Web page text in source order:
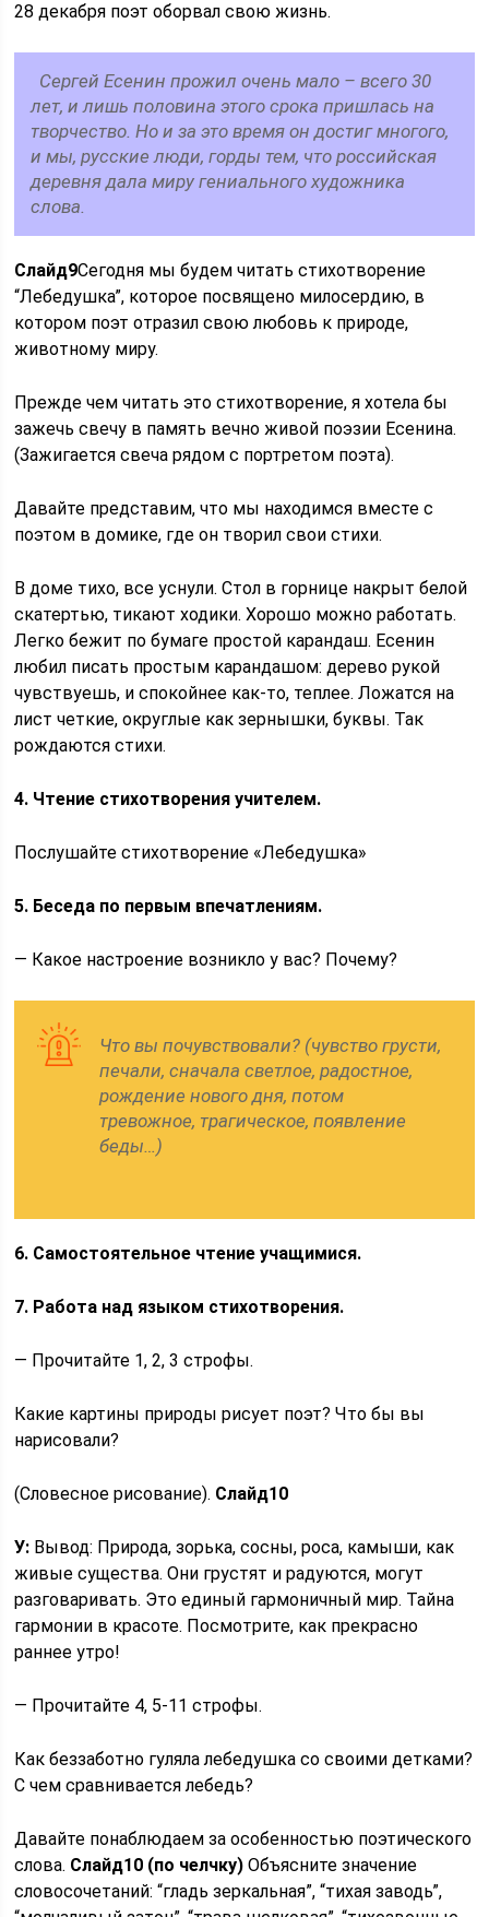
28 декабря поэт оборвал свою жизнь.
Сергей Есенин прожил очень мало – всего 30
лет, и лишь половина этого срока пришлась на
творчество. Но и за это время он достиг многого,
и мы, русские люди, горды тем, что российская
деревня дала миру гениального художника
слова.
Слайд9Сегодня мы будем читать стихотворение
“Лебедушка”, которое посвящено милосердию, в
котором поэт отразил свою любовь к природе,
животному миру.
Прежде чем читать это стихотворение, я хотела бы
зажечь свечу в память вечно живой поэзии Есенина.
(Зажигается свеча рядом с портретом поэта).
Давайте представим, что мы находимся вместе с
поэтом в домике, где он творил свои стихи.
В доме тихо, все уснули. Стол в горнице накрыт белой
скатертью, тикают ходики. Хорошо можно работать.
Легко бежит по бумаге простой карандаш. Есенин
любил писать простым карандашом: дерево рукой
чувствуешь, и спокойнее как-то, теплее. Ложатся на
лист четкие, округлые как зернышки, буквы. Так
рождаются стихи.
4. Чтение стихотворения учителем.
Послушайте стихотворение «Лебедушка»
5. Беседа по первым впечатлениям.
— Какое настроение возникло у вас? Почему?
Что вы почувствовали? (чувство грусти,
печали, сначала светлое, радостное,
рождение нового дня, потом
тревожное, трагическое, появление
беды…)
6. Самостоятельное чтение учащимися.
7. Работа над языком стихотворения.
— Прочитайте 1, 2, 3 строфы.
Какие картины природы рисует поэт? Что бы вы
нарисовали?
(Словесное рисование). Слайд10
У: Вывод: Природа, зорька, сосны, роса, камыши, как
живые существа. Они грустят и радуются, могут
разговаривать. Это единый гармоничный мир. Тайна
гармонии в красоте. Посмотрите, как прекрасно
раннее утро!
— Прочитайте 4, 5-11 строфы.
Как беззаботно гуляла лебедушка со своими детками?
С чем сравнивается лебедь?
Давайте понаблюдаем за особенностью поэтического
слова. Слайд10 (по челчку) Объясните значение
словосочетаний: “гладь зеркальная”, “тихая заводь”,